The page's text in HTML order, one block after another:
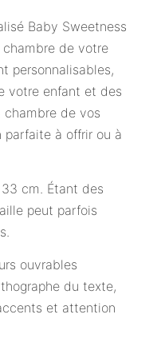
Baby Sweetness
de votre
personnalisables,
votre enfant et des
de vos
parfaite à offrir ou à
cm. Étant des
peut parfois
ouvrables
du texte,
et attention